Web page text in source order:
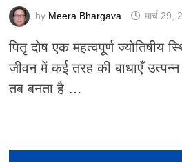
by Meera Bhargava मार्च 29,
पितृ दोष एक महत्वपूर्ण ज्योतिषीय
जीवन में कई तरह की बाधाएँ
तब बनता है …